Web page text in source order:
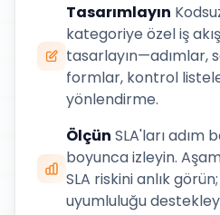
Tasarımlayın
kategoriye özel iş
tasarlayın—adımlar,
formlar, kontrol
yönlendirme.
Ölçün SLA'ları adım
boyunca izleyin.
SLA riskini anlık
uyumluluğu